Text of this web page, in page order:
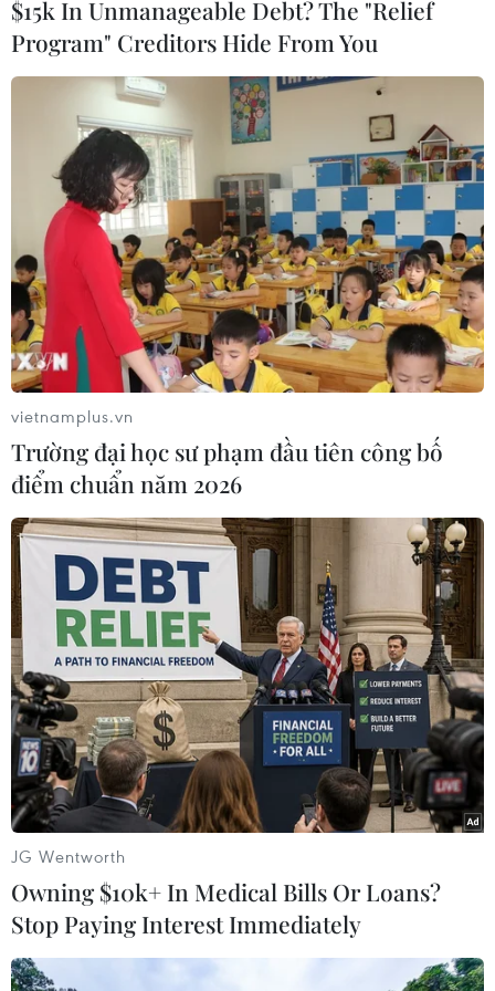
chung giữa các bước đi phi hạt nhân hóa của
Bình Nhưỡng với việc dỡ bỏ các lệnh trừng phạt
của Washington./.
(TTXVN/Vietnam+)
#Thượng đỉnh Mỹ-Triều
#Đại sứ Mỹ tại Hàn Quốc
#Harry Harris
#Tổ hợp hạt nhân Yongbyon
Triều Tiên
Theo dõi VietnamPlus
TIN LIÊN QUAN
$15k In Unmanageable Debt? The "Relief
Program" Creditors Hide From You
vietnamplus.vn
Trường đại học sư phạm đầu tiên công bố
điểm chuẩn năm 2026
JG Wentworth
Owning $10k+ In Medical Bills Or Loans?
Stop Paying Interest Immediately